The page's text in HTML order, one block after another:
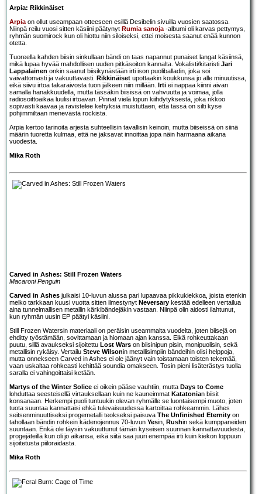
Arpia: Rikkinäiset
Arpiaon ollut useampaan otteeseen esillä Desibelin sivuilla vuosien saatossa.
Niinpä reilu vuosi sitten käsiini päätynyt Rumia sanoja-albumi oli karvas pettymys,
ryhmän suomirock kun oli hiottu niin siloiseksi, ettei moisesta saanut enää kunnon
otetta.
Tuoreella kahden biisin sinkullaan bändi on taas napannut punaiset langat käsiinsä,
mikä lupaa hyvää mahdollisen uuden pitkäsoiton kannalta. Vokalisti/kitaristi Jari
Lappalainen onkin saanut biisikynästään irti ison puoliballadin, joka soi
vaivattomasti ja vakuuttavasti. Rikkinäiset upottaakin koukkunsa jo alle minuutissa,
eikä siivu irtoa takaraivosta tuon jälkeen niin millään. Irti ei nappaa kiinni aivan
samalla hanakkuudella, mutta tässäkin biisissä on vahvuutta ja voimaa, jolla
radiosoittoaikaa luulisi irtoavan. Pinnat vielä lopun kiihdytyksestä, joka rikkoo
sopivasti kaavaa ja ravistelee kehyksiä muistuttaen, että tässä on silti kyse
pohjimmiltaan menevästä rockista.
Arpia kertoo tarinoita arjesta suhteellisin tavallisin keinoin, mutta biiseissä on siinä
määrin tuoretta kulmaa, että ne jaksavat innoittaa jopa näin harmaana aikana
vuodesta.
Mika Roth
Carved in Ashes: Still Frozen Waters
Macaroni Penguin
Carved in Ashes julkaisi 10-luvun alussa pari lupaavaa pikkukiekkoa, joista etenkin
melko tarkkaan kuusi vuotta sitten ilmestynyt Neversary kestää edelleen vertailua
aina tunnelmallisen metallin kärkibändejäkin vastaan. Niinpä olin aidosti ilahtunut,
kun ryhmän uusin EP päätyi käsiini.
Still Frozen Watersin materiaali on peräisin useammalta vuodelta, joten biisejä on
ehditty työstämään, sovittamaan ja hiomaan ajan kanssa. Eikä rohkeuttakaan
puutu, sillä avaukseksi sijoitettu Lost Wars on biisinipun pisin, monipuolisin, sekä
metallisin rykäisy. Vertailu Steve Wilsonin metallisimpiin bändeihin olisi helppoja,
mutta onnekseen Carved in Ashes ei ole jäänyt vain toistamaan toisten tekemää,
vaan uskaltaa rohkeasti kehittää soundia omakseen. Tosin pieni lisäterästys tuolla
saralla ei vahingoittaisi ketään.
Martys of the Winter Solice ei oikein pääse vauhtiin, mutta Days to Come
lohduttaa seesteisellä virtauksellaan kuin ne kauneimmat Katatonian biisit
konsanaan. Herkempi puoli tuntuukin olevan ryhmälle se luontaisempi muoto, joten
tuota suuntaa kannattaisi ehkä tulevaisuudessa kartoittaa rohkeammin. Lähes
seitsenminuuttiseksi progemetalli teokseksi paisuva The Unfinished Eternity on
tahollaan bändin rohkein kädenojennus 70-luvun Yesin, Rushin sekä kumppaneiden
suuntaan. Enkä ole täysin vakuuttunut tämän kyseisen suunnan kannattavuudesta,
progejäteillä kun oli jo aikansa, eikä siitä saa juuri enempää irti kuin kiekon loppuun
sijoitetusta piiloraidasta.
Mika Roth